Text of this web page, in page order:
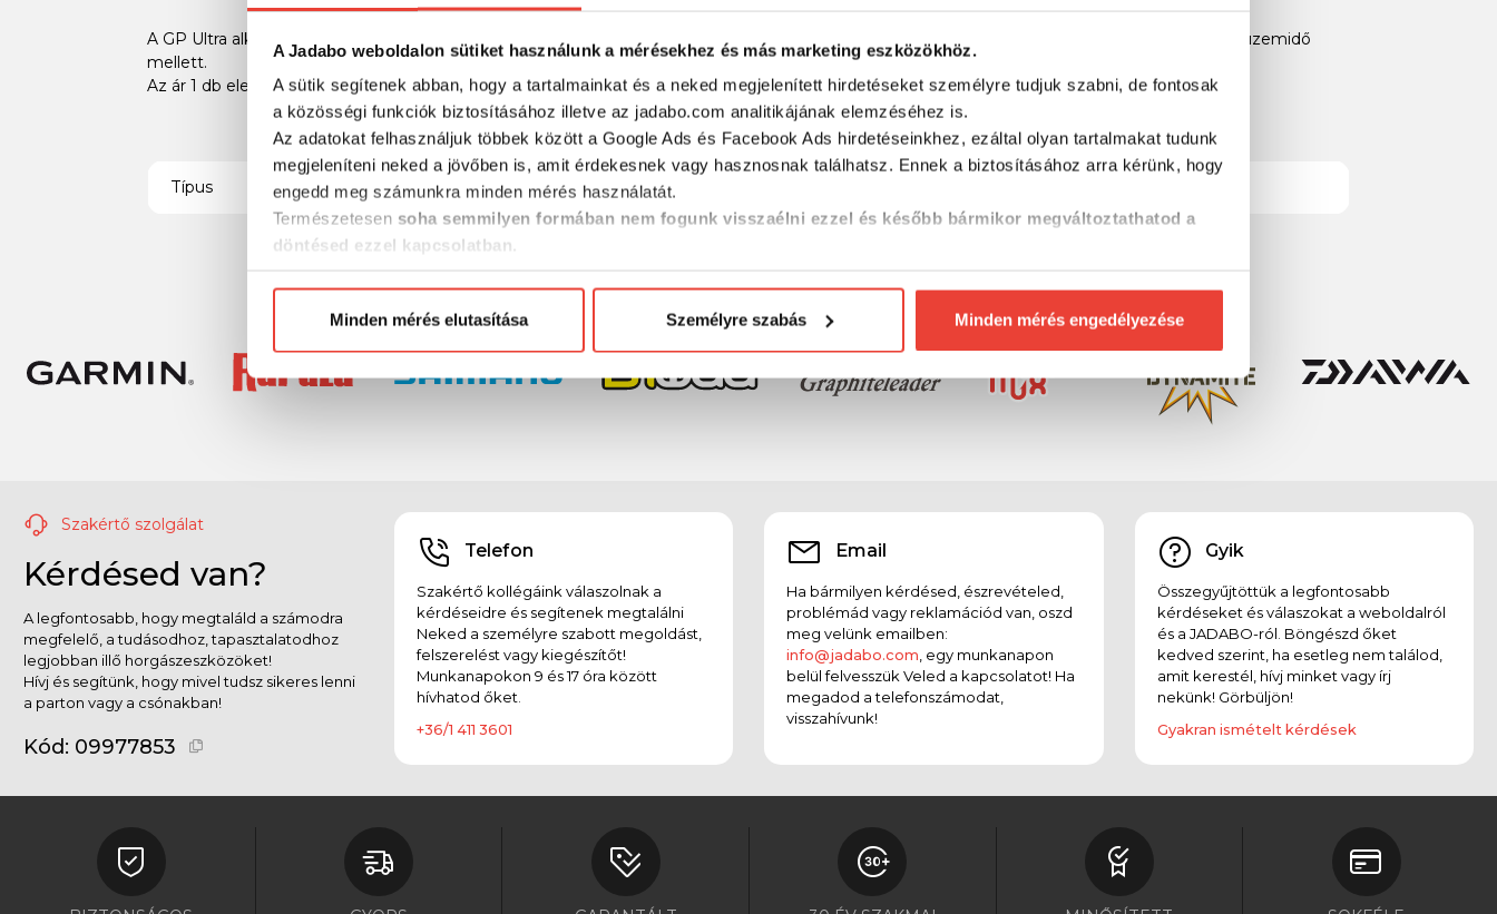
A Jadabo weboldalon sütiket használunk a mérésekhez és más marketing eszközökhöz.
A sütik segítenek abban, hogy a tartalmainkat és a neked megjelenített hirdetéseket személyre tudjuk szabni, de fontosak
a közösségi funkciók biztosításához illetve az jadabo.com analitikájának elemzéséhez is.
Az adatokat felhasználjuk többek között a Google Ads és Facebook Ads hirdetéseinkhez, ezáltal olyan tartalmakat tudunk
megjeleníteni neked a jövőben is, amit érdekesnek vagy hasznosnak találhatsz. Ennek a biztosításához arra kérünk, hogy
engedd meg számunkra minden mérés használatát.
Természetesen soha semmilyen formában nem fogunk visszaélni ezzel és később bármikor megváltoztathatod a
döntésed ezzel kapcsolatban.
Előre is köszönjük!
Minden mérés elutasítása Személyre szabás Minden mérés engedélyezése
A GP Ultra alkáli eleme speciálisan a legtöbb hordozható elemes elektronikus készülékhez lett tervezve. Nagy teljesítményt nyújtanak kiváló üzemidő
mellett.
Az ár 1 db elemre vonatkozik.
Típus
MÁRKÁINK
Szakértő szolgálat
Kérdésed van?
A legfontosabb, hogy megtaláld a számodra
megfelelő, a tudásodhoz, tapasztalatodhoz
legjobban illő horgászeszközöket!
Hívj és segítünk, hogy mivel tudsz sikeres lenni
a parton vagy a csónakban!
Kód: 09977853
Telefon
Szakértő kollégáink válaszolnak a
kérdéseidre és segítenek megtalálni
Neked a személyre szabott megoldást,
felszerelést vagy kiegészítőt!
Munkanapokon 9 és 17 óra között
hívhatod őket.
+36/1 411 3601
Email
Ha bármilyen kérdésed, észrevételed,
problémád vagy reklamációd van, oszd
meg velünk emailben:
info@jadabo.com , egy munkanapon
belül felvesszük Veled a kapcsolatot! Ha
megadod a telefonszámodat,
visszahívunk!
Gyik
Összegyűjtöttük a legfontosabb
kérdéseket és válaszokat a weboldalról
és a JADABO-ról. Böngészd őket
kedved szerint, ha esetleg nem találod,
amit kerestél, hívj minket vagy írj
nekünk! Görbüljön!
Gyakran ismételt kérdések